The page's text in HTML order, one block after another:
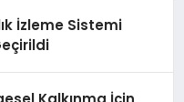
İzleme Sistemi